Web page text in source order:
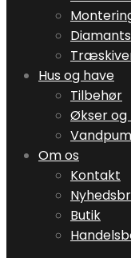
Hus og have
Tilbehør
Økser og
Om os
Kontakt
Butik